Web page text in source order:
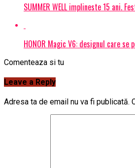
SUMMER WELL implineste 15 ani.
HONOR Magic V6: designul care se
Comenteaza si tu
Leave a Reply
Adresa ta de email nu va fi publicată.